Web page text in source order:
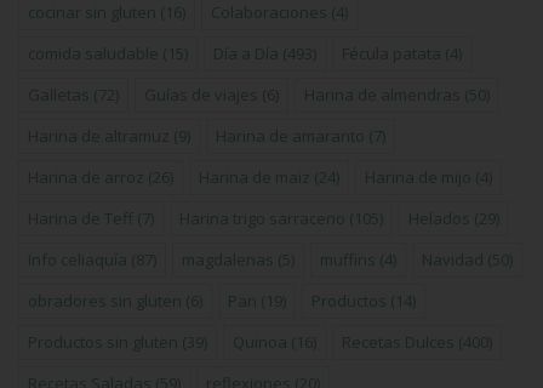
cocinar sin gluten (16) Colaboraciones (4)
comida saludable (15) Día a Día (493) Fécula patata (4)
Galletas (72) Guías de viajes (6) Harina de almendras (50)
Harina de altramuz (9) Harina de amaranto (7)
Harina de arroz (26) Harina de maiz (24) Harina de mijo (4)
Harina de Teff (7) Harina trigo sarraceno (105) Helados (29)
Info celiaquía (87) magdalenas (5) muffins (4) Navidad (50)
obradores sin gluten (6) Pan (19) Productos (14)
Productos sin gluten (39) Quinoa (16) Recetas Dulces (400)
Recetas Saladas (59) reflexiones (20)